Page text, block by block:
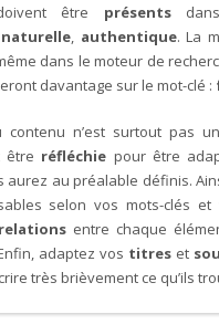
être présents
naturelle authentique. La
dans le moteur de
davantage sur le mot-clé :
contenu n’est surtout pas
être réfléchie pour être
aurez au préalable définis.
selon vos mots-clés
entre chaque
adaptez vos titres et
très brièvement ce qu’ils